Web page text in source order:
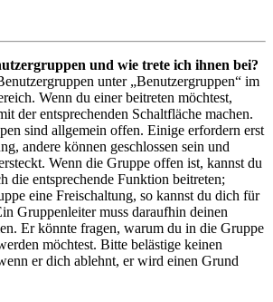
und wie trete ich ihnen bei?
unter „Benutzergruppen“ im
Wenn du einer beitreten möchtest,
der entsprechenden Schaltfläche machen.
sind allgemein offen. Einige erfordern erst
andere können geschlossen sein und
Wenn die Gruppe offen ist, kannst du
die entsprechende Funktion beitreten;
eine Freischaltung, so kannst du dich für
Gruppenleiter muss daraufhin deinen
Er könnte fragen, warum du in die Gruppe
möchtest. Bitte belästige keinen
er dich ablehnt, er wird einen Grund